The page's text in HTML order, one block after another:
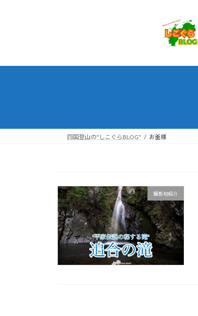
へ
ョ
四国登山の"しこぐらBLOG" お釜様
撮影地紹介